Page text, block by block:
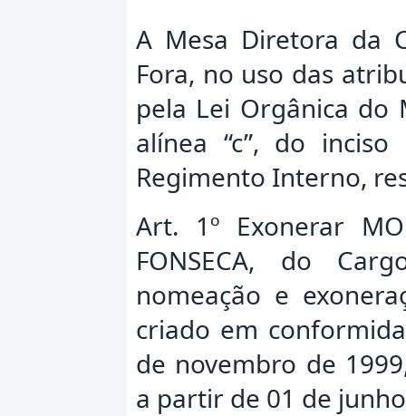
A Mesa Diretora da
Fora, no uso das
pela Lei Orgânica do
alínea “c”, do
Regimento Interno,
Art. 1º Exonerar
FONSECA, do
nomeação e
criado em
de novembro de
a partir de 01 de